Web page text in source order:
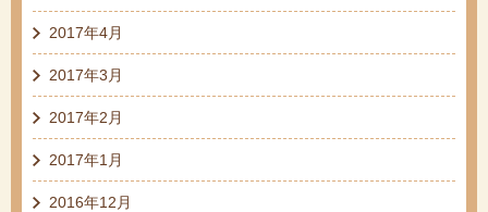
2017年4月
2017年3月
2017年2月
2017年1月
2016年12月